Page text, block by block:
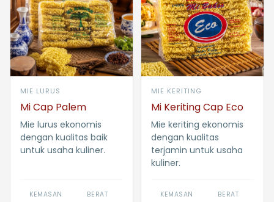
MIE LURUS
Mi Cap Palem
Mie lurus ekonomis
dengan kualitas baik
untuk usaha kuliner.
KEMASAN BERAT
MIE KERITING
Mi Keriting Cap Eco
Mie keriting ekonomis
dengan kualitas
terjamin untuk usaha
kuliner.
KEMASAN BERAT